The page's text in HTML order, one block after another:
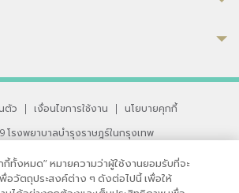
ตัว | เงื่อนไขการใช้งาน |
นโยบายคุกกี้
โรงพยาบาลบำรุงราษฎร์ในกรุงเทพ
3 เขตวัฒนา กรุงเทพ 10110 ประเทศไทย
ดเห็นหรือปัญหาในการใช้เว็บไซต์ของเรา
ทั้งหมด” หมายความว่าผู้ใช้งานยอมรับที่จะ
อวัตถุประสงค์ต่าง ๆ ดังต่อไปนี้ เพื่อให้